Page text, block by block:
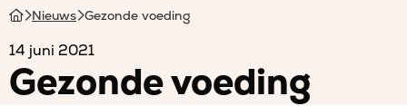
Homepage
Nieuws Gezonde voeding
14 juni 2021
Gezonde voeding